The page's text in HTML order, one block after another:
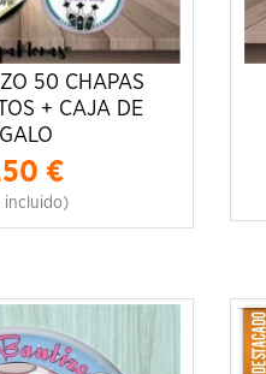
50 CHAPAS
+ CAJA DE
€
incluido)